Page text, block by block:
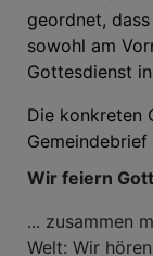
geordnet,
sowohl am
Gottesdienst
Die konkreten
Gemeindebrief
Wir feiern
... zusammen
Welt: Wir